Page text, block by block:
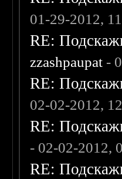
01-29-2012,
RE:
zzashpaupat -
RE:
02-02-2012,
RE:
- 02-02-2012,
RE: